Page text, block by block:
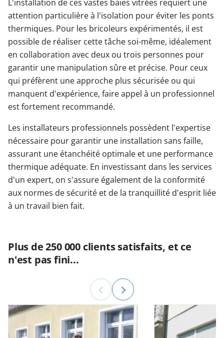
L'installation de ces vastes baies vitrées requiert une
attention particulière à l'isolation pour éviter les ponts
thermiques. Pour les bricoleurs expérimentés, il est
possible de réaliser cette tâche soi-même, idéalement
en collaboration avec deux ou trois personnes pour
garantir une manipulation sûre et précise. Pour ceux
qui préfèrent une approche plus sécurisée ou qui
manquent d'expérience, faire appel à un professionnel
est fortement recommandé.
Les installateurs professionnels possèdent l'expertise
nécessaire pour garantir une installation sans faille,
assurant une étanchéité optimale et une performance
thermique adéquate. En investissant dans les services
d'un expert, on s'assure également de la conformité
aux normes de sécurité et de la tranquillité d'esprit liée
à un travail bien fait.
Plus de 250 000 clients satisfaits, et ce
n'est pas fini...